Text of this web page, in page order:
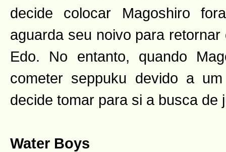
decide colocar Magoshiro
aguarda seu noivo para
Edo. No entanto, quando
cometer seppuku devido a
decide tomar para si a busca de
Water Boys